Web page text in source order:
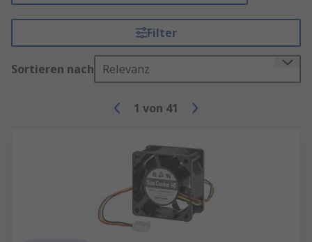
Filter
Sortieren nach Relevanz
1 von 41